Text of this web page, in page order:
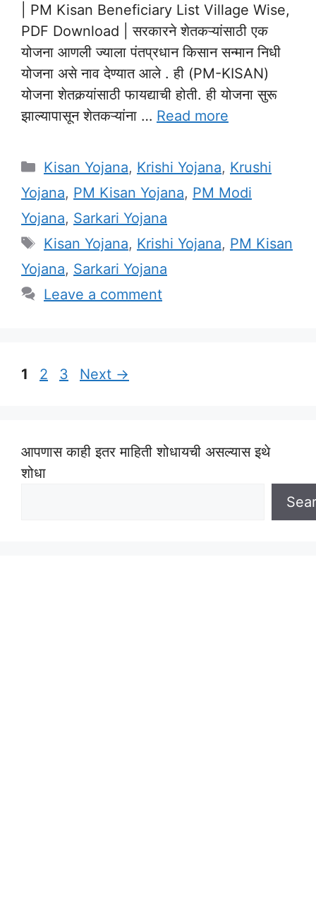
| PM Kisan Beneficiary List Village Wise,
PDF Download | सरकारने शेतकऱ्यांसाठी एक
योजना आणली ज्याला पंतप्रधान किसान सन्मान निधी
योजना असे नाव देण्यात आले . ही (PM-KISAN)
योजना शेतकर्‍यांसाठी फायद्याची होती. ही योजना सुरू
झाल्यापासून शेतकऱ्यांना … Read more
Categories
Kisan Yojana, Krishi Yojana, Krushi
Yojana, PM Kisan Yojana, PM Modi
Yojana, Sarkari Yojana
Tags
Kisan Yojana, Krishi Yojana, PM Kisan
Yojana, Sarkari Yojana
Leave a comment
Page
1 Page
2 Page
3 Next →
आपणास काही इतर माहिती शोधायची असल्यास इथे
शोधा